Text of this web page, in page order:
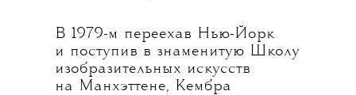
В 1979-м переехав Нью-Йорк
и поступив в знаменитую Школу
изобразительных искусств
на Манхэттене, Кембра